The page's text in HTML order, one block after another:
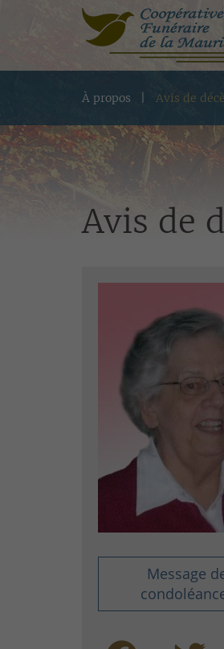
À propos Avis de
Avis de
Message